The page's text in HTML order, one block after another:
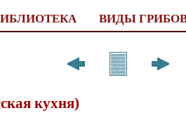
ВИДЫ
кухня)